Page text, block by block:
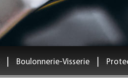
Boulonnerie-Visserie